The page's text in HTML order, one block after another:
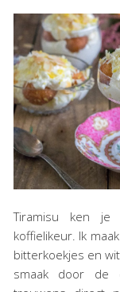
Tiramisu ken je
koffielikeur. Ik
bitterkoekjes en
smaak door de